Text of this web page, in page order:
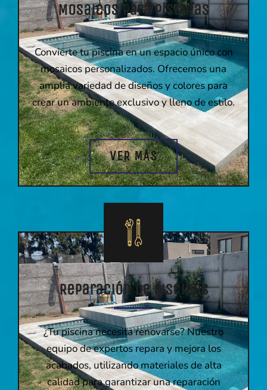
Mosaicos para Piscinas
Convierte tu piscina en un espacio único con
mosaicos personalizados. Ofrecemos una
amplia variedad de diseños y colores para
crear un ambiente exclusivo y lleno de estilo.
VER MÁS
Reparación de Piscinas
¿Tu piscina necesita renovarse? Nuestro
equipo de expertos repara y mejora los
acabados, utilizando materiales de alta
calidad para garantizar una reparación